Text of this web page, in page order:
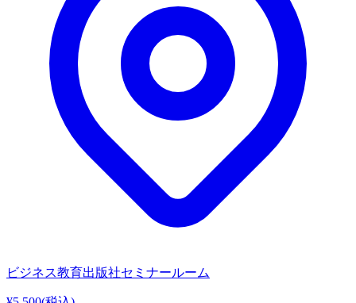
ビジネス教育出版社セミナールーム